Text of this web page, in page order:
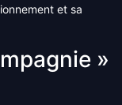
et sa
»